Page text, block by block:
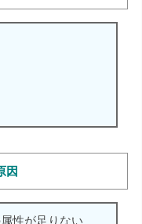
因
性が足りない